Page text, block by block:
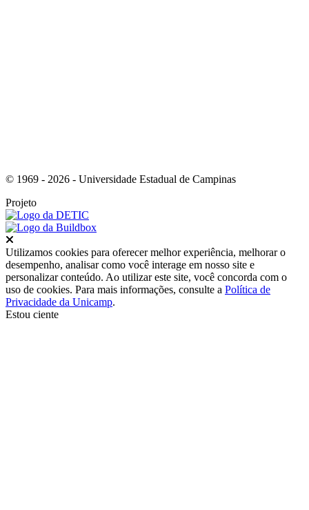
© 1969 - 2026 - Universidade Estadual de Campinas
Projeto
Utilizamos cookies para oferecer melhor experiência, melhorar o
desempenho, analisar como você interage em nosso site e
personalizar conteúdo. Ao utilizar este site, você concorda com o
uso de cookies. Para mais informações, consulte a Política de
Privacidade da Unicamp.
Estou ciente